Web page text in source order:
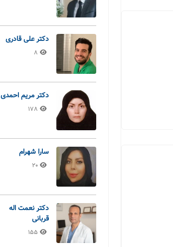
دکتر علی قادری
8
دکتر مریم احمدی
178
سارا شهرام
20
دکتر نعمت اله
قربانی
155